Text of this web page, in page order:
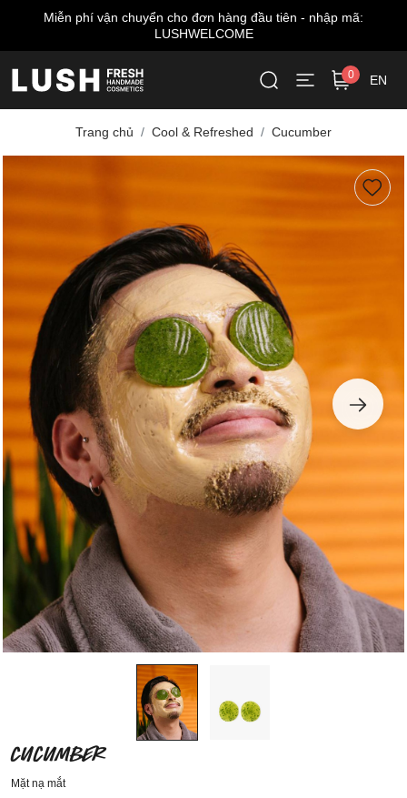
Miễn phí giao hàng cho đơn từ 999.000 VNĐ*
0 EN
Trang chủ Cool & Refreshed Cucumber
CUCUMBER
Mặt nạ mắt